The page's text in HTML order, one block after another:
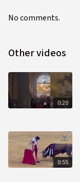
No comments.
Other videos
0:20
0:55